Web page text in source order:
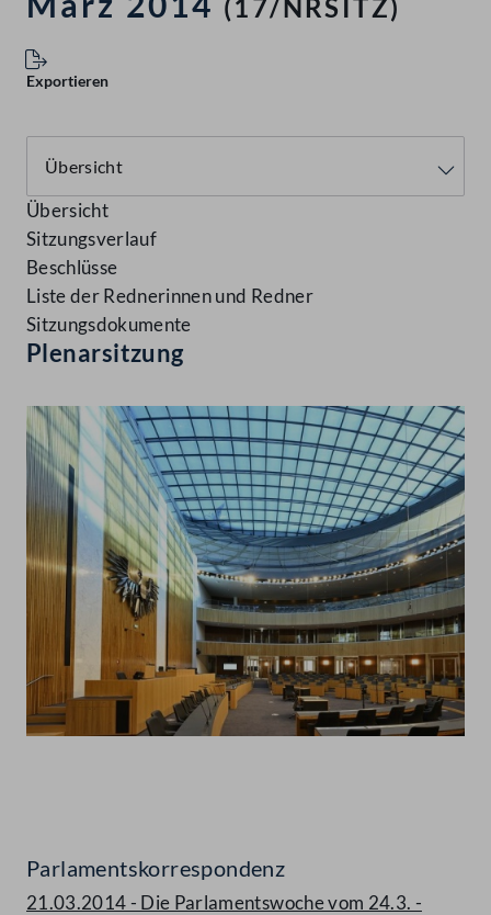
(17/NRSITZ)
Exportieren
Übersicht
Sitzungsverlauf
Beschlüsse
Liste der Rednerinnen und Redner
Sitzungsdokumente
Plenarsitzung
Parlamentskorrespondenz
21.03.2014 - Die Parlamentswoche vom 24.3. -